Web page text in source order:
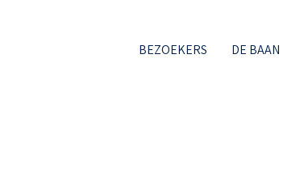
BEZOEKERS DE BAAN